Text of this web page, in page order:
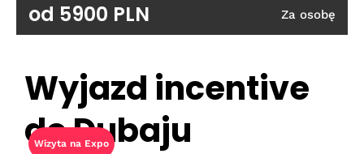
od 5900 PLN Za osobę
Wyjazd incentive
do Dubaju
Wizyta na Expo